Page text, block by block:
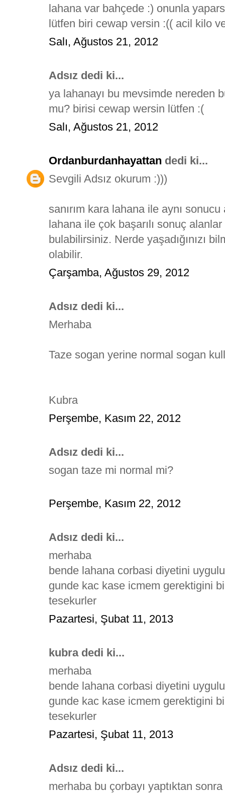
lahana var bahçede :) onunla
lütfen biri cewap versin :(( acil kilo
Salı, Ağustos 21, 2012
Adsız dedi ki...
ya lahanayı bu mevsimde nereden
mu? birisi cewap wersin lütfen :(
Salı, Ağustos 21, 2012
Ordanburdanhayattan dedi ki...
Sevgili Adsız okurum :)))
sanırım kara lahana ile aynı
lahana ile çok başarılı sonuç
bulabilirsiniz. Nerde yaşadığınızı
olabilir.
Çarşamba, Ağustos 29, 2012
Adsız dedi ki...
Merhaba
Taze sogan yerine normal sogan
Kubra
Perşembe, Kasım 22, 2012
Adsız dedi ki...
sogan taze mi normal mi?
Perşembe, Kasım 22, 2012
Adsız dedi ki...
merhaba
bende lahana corbasi diyetini
gunde kac kase icmem gerektigini
tesekurler
Pazartesi, Şubat 11, 2013
kubra dedi ki...
merhaba
bende lahana corbasi diyetini
gunde kac kase icmem gerektigini
tesekurler
Pazartesi, Şubat 11, 2013
Adsız dedi ki...
merhaba bu çorbayı yaptıktan